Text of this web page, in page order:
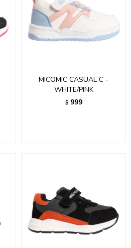
MICOMIC CASUAL C -
WHITE/PINK
$ 999